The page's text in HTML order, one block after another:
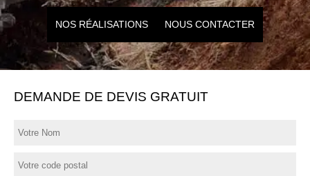
NOS RÉALISATIONS NOUS CONTACTER
DEMANDE DE DEVIS GRATUIT